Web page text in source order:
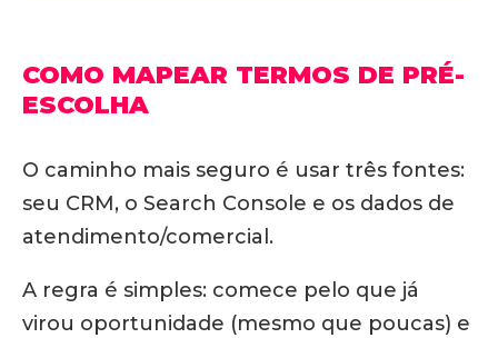
COMO MAPEAR TERMOS DE PRÉ-
ESCOLHA
O caminho mais seguro é usar três fontes:
seu CRM, o Search Console e os dados de
atendimento/comercial.
A regra é simples: comece pelo que já
virou oportunidade (mesmo que poucas) e